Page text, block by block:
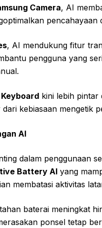
Camera, AI
pencahayaan
, AI mendukung fitur
pengguna yang
kini lebih pintar
kebiasaan mengetik
AI
dalam penggunaan
Battery AI yang
membatasi aktivitas
baterai meningkat
ponsel tetap